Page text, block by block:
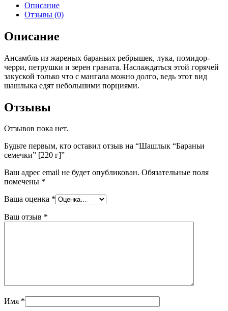
Описание
Отзывы (0)
Описание
Ансамбль из жареных бараньих ребрышек, лука, помидор-
черри, петрушки и зерен граната. Наслаждаться этой горячей
закуской только что с мангала можно долго, ведь этот вид
шашлыка едят небольшими порциями.
Отзывы
Отзывов пока нет.
Будьте первым, кто оставил отзыв на “Шашлык “Бараньи
семечки” [220 г]”
Ваш адрес email не будет опубликован. Обязательные поля
помечены *
Ваша оценка *
Ваш отзыв *
Имя *